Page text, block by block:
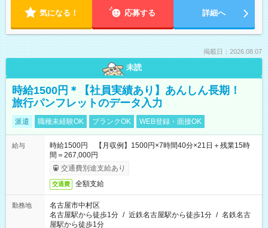
気になる！ 応募する 詳細へ
掲載日：2026.08.07
未読
時給1500円＊【社員実績あり】あんしん長期！
旅行パンフレットのデータ入力
派遣 職種未経験OK ブランクOK WEB登録・面接OK
給与
時給1500円 【月収例】1500円×7時間40分×21日＋残業15時
間＝267,000円
交通費別途支給あり
交通費 全額支給
勤務地
名古屋市中村区
名古屋駅から徒歩1分 / 近鉄名古屋駅から徒歩1分 / 名鉄名古
屋駅から徒歩1分